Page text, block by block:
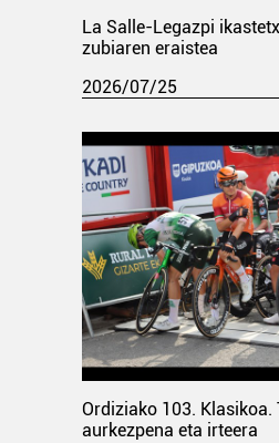
La Salle-Legazpi
zubiaren eraistea
2026/07/25
Ordiziako 103.
aurkezpena eta irteera